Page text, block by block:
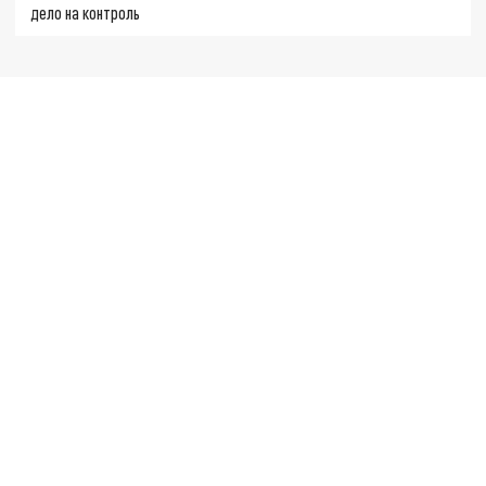
дело на контроль